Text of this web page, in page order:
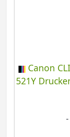
Canon
521Y